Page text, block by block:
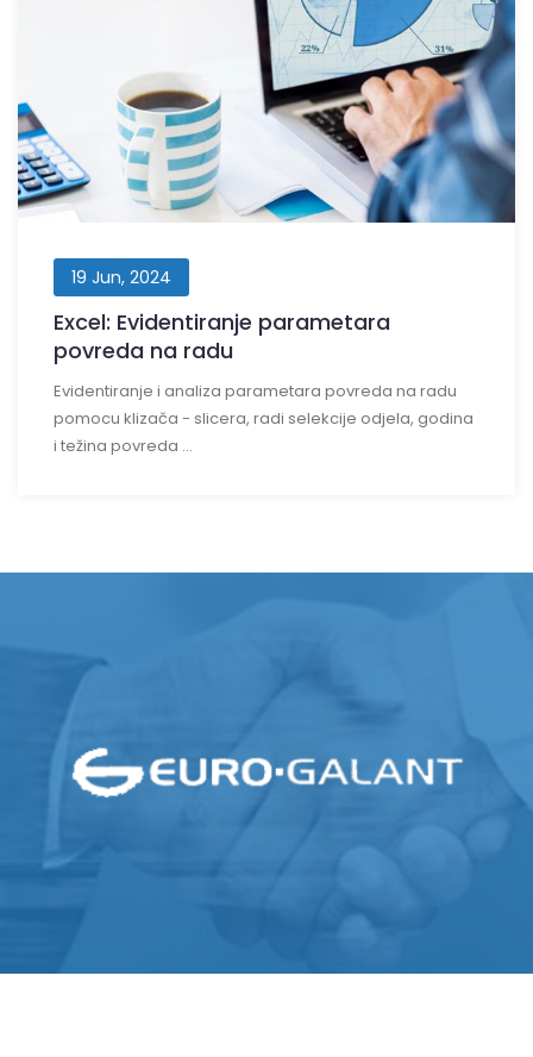
19 Jun, 2024
Excel: Evidentiranje parametara
povreda na radu
Evidentiranje i analiza parametara povreda na radu
pomocu klizača - slicera, radi selekcije odjela, godina
i težina povreda ...